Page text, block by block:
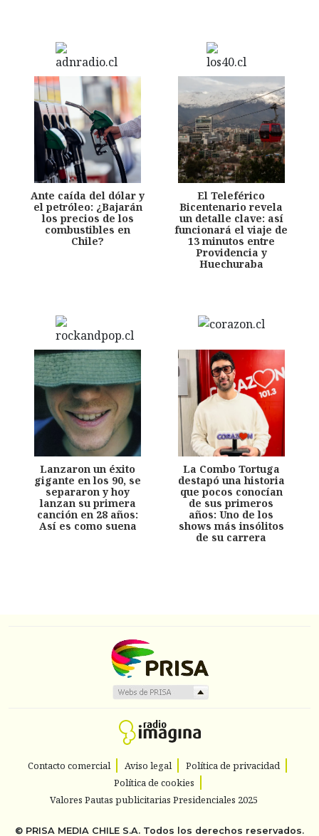
Ante caída del dólar y
el petróleo: ¿Bajarán
los precios de los
combustibles en
Chile?
El Teleférico
Bicentenario revela
un detalle clave: así
funcionará el viaje de
13 minutos entre
Providencia y
Huechuraba
Lanzaron un éxito
gigante en los 90, se
separaron y hoy
lanzan su primera
canción en 28 años:
Así es como suena
La Combo Tortuga
destapó una historia
que pocos conocían
de sus primeros
años: Uno de los
shows más insólitos
de su carrera
Contacto comercial Aviso legal
Política de privacidad
Política de cookies
Valores Pautas publicitarias Presidenciales 2025
© PRISA MEDIA CHILE S.A. Todos los derechos reservados.